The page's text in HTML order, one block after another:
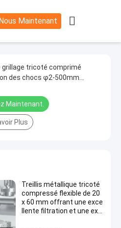
Maintenant 
grillage tricoté comprimé
des chocs φ2-500mm
Maintenant.
Plus
Treillis métallique tricoté
compressé flexible de 20
x 60 mm offrant une exce
llente filtration et une exc